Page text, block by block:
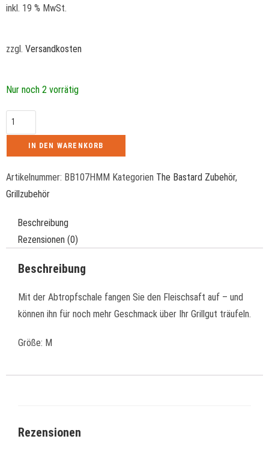
inkl. 19 % MwSt.
zzgl. Versandkosten
Nur noch 2 vorrätig
IN DEN WARENKORB
Artikelnummer: BB107HMM Kategorien The Bastard Zubehör,
Grillzubehör
Beschreibung
Rezensionen (0)
Beschreibung
Mit der Abtropfschale fangen Sie den Fleischsaft auf – und
können ihn für noch mehr Geschmack über Ihr Grillgut träufeln.
Größe: M
Rezensionen